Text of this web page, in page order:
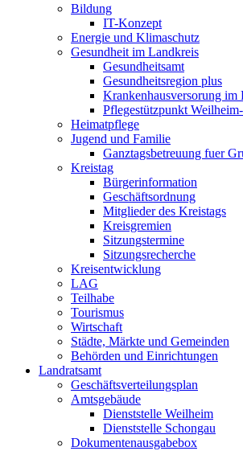
Bildung
IT-Konzept
Energie und Klimaschutz
Gesundheit im Landkreis
Gesundheitsamt
Gesundheitsregion plus
Krankenhausversorung im
Pflegestützpunkt
Heimatpflege
Jugend und Familie
Ganztagsbetreuung fuer
Kreistag
Bürgerinformation
Geschäftsordnung
Mitglieder des Kreistags
Kreisgremien
Sitzungstermine
Sitzungsrecherche
Kreisentwicklung
LAG
Teilhabe
Tourismus
Wirtschaft
Städte, Märkte und Gemeinden
Behörden und Einrichtungen
Landratsamt
Geschäftsverteilungsplan
Amtsgebäude
Dienststelle Weilheim
Dienststelle Schongau
Dokumentenausgabebox